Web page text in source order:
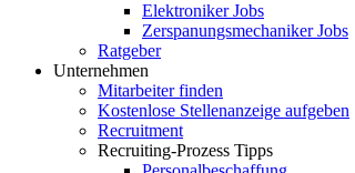
Elektroniker Jobs
Zerspanungsmechaniker Jobs
Ratgeber
Unternehmen
Mitarbeiter finden
Kostenlose Stellenanzeige aufgeben
Recruitment
Recruiting-Prozess Tipps